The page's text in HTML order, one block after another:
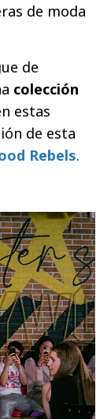
de moda
de
colección
estas
de esta
Rebels.